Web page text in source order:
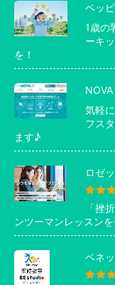
ペッ
1歳の
ーキ
を！
NOVA
気軽
フス
ます♪
ロゼ
「挫
ンツーマンレッスン
ベネ